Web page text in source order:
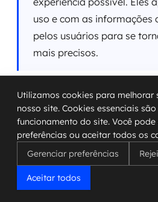
uso e com as informações
pelos usuários para se
mais precisos.
Podemos listar algumas
encontramos nesses
Roteamento:Criação de
para diferentes modais
público, a pé, bicicleta).
Utilizamos cookies para melhorar
nosso site. Cookies essenciais
funcionamento do site. Você pode
preferências ou aceitar todos os
Gerenciar preferências
Aceitar todos